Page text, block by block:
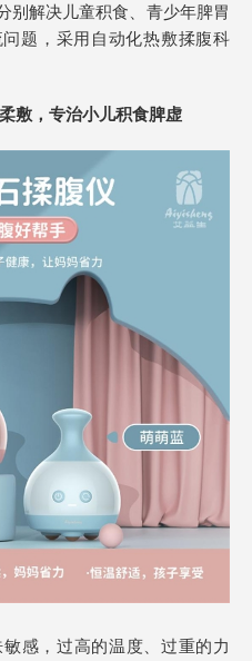
别解决儿童积食、青少年脾胃
题，采用自动化热敷揉腹科
敷，专治小儿积食脾虚
感，过高的温度、过重的力